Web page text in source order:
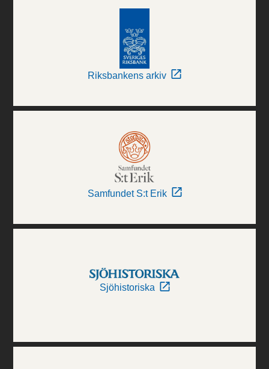
Riksbankens arkiv
Samfundet S:t Erik
Sjöhistoriska